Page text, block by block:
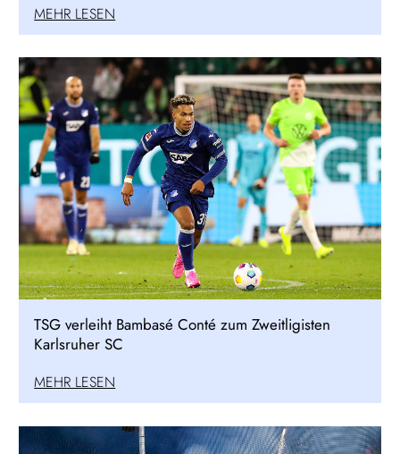
MEHR LESEN
TSG verleiht Bambasé Conté zum Zweitligisten
Karlsruher SC
MEHR LESEN